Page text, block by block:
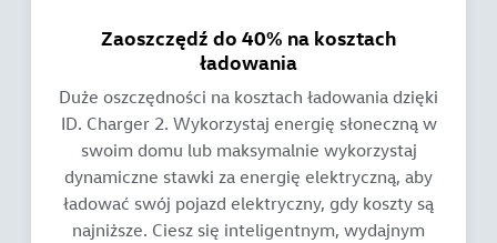
Zaoszczędź do 40% na kosztach
ładowania
Duże oszczędności na kosztach ładowania dzięki
ID. Charger 2. Wykorzystaj energię słoneczną w
swoim domu lub maksymalnie wykorzystaj
dynamiczne stawki za energię elektryczną, aby
ładować swój pojazd elektryczny, gdy koszty są
najniższe. Ciesz się inteligentnym, wydajnym